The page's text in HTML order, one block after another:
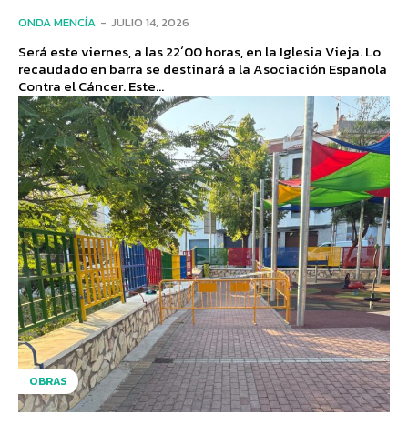
ONDA MENCÍA - JULIO 14, 2026
Será este viernes, a las 22´00 horas, en la Iglesia Vieja. Lo
recaudado en barra se destinará a la Asociación Española
Contra el Cáncer. Este...
OBRAS